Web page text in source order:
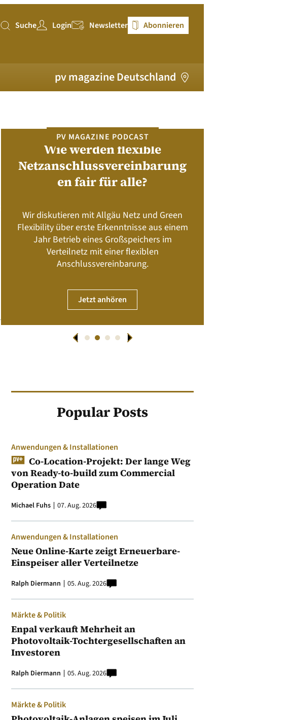
Suche
Suche Login Newsletter Abonnieren
pv magazine Deutschland
PV MAGAZINE PODCAST
Wie werden flexible
Netzanschlussvereinbarung
en fair für alle?
Wir diskutieren mit Allgäu Netz und Green
Flexibility über erste Erkenntnisse aus einem
Jahr Betrieb eines Großspeichers im
Verteilnetz mit einer flexiblen
Anschlussvereinbarung.
Jetzt anhören
Popular Posts
Anwendungen & Installationen
Co-Location-Projekt: Der lange Weg
von Ready-to-build zum Commercial
Operation Date
Michael Fuhs 07. Aug. 2026
Anwendungen & Installationen
Neue Online-Karte zeigt Erneuerbare-
Einspeiser aller Verteilnetze
Ralph Diermann 05. Aug. 2026
Märkte & Politik
Enpal verkauft Mehrheit an
Photovoltaik-Tochtergesellschaften an
Investoren
Ralph Diermann 05. Aug. 2026
Märkte & Politik